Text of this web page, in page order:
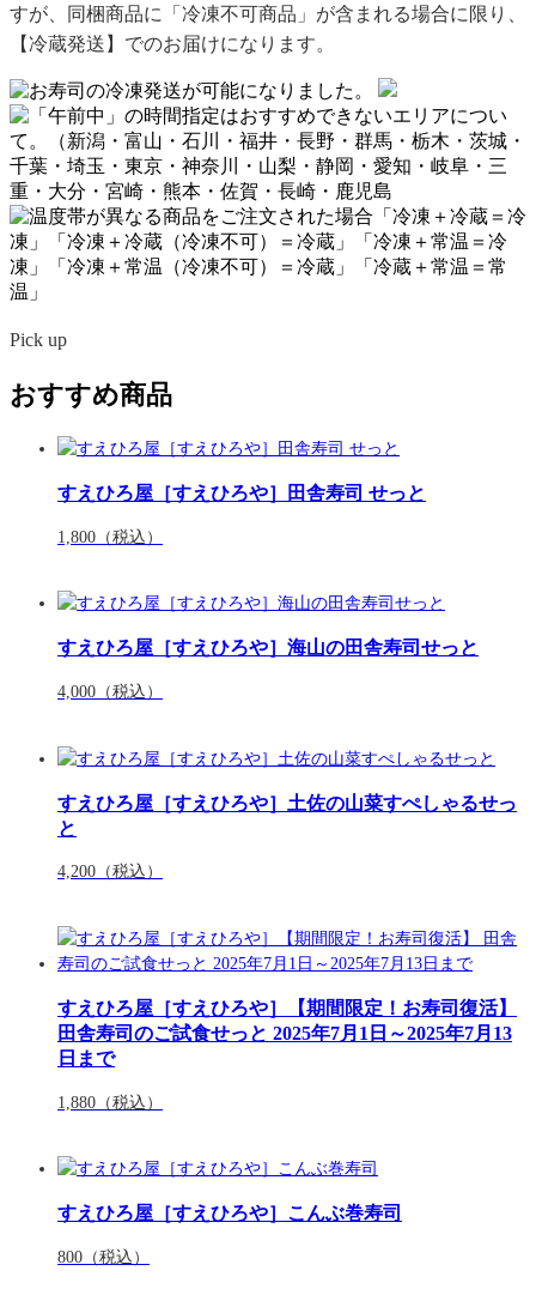
すが、同梱商品に「冷凍不可商品」が含まれる場合に限り、
【冷蔵発送】でのお届けになります。
Pick up
おすすめ商品
すえひろ屋［すえひろや］田舎寿司 せっと
1,800 （税込）
すえひろ屋［すえひろや］海山の田舎寿司せっと
4,000 （税込）
すえひろ屋［すえひろや］土佐の山菜すぺしゃるせっ
と
4,200 （税込）
すえひろ屋［すえひろや］【期間限定！お寿司復活】
田舎寿司のご試食せっと 2025年7月1日～2025年7月13
日まで
1,880 （税込）
すえひろ屋［すえひろや］こんぶ巻寿司
800 （税込）